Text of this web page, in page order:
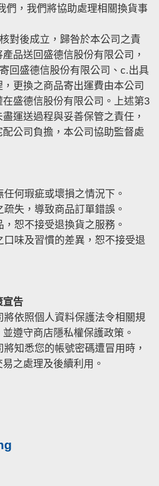
們，我們將協助處理相關換貨事
對後成立，歸咎於本公司之責
品送回盛德信股份有限公司，
回盛德信股份有限公司、c.出具
更換之商品寄出運費由本公司
盛德信股份有限公司。上述第3
運送過程與妥善保管之責任，
公司負擔，本公司協助監督處
何瑕疵或壞損之情況下。
失，導致商品訂單錯誤。
恕不接受退換貨之服務。
味及習慣的差異，恕不接受退
宣告
將依照個人資料保護法令相關規
遵守商店隱私權保護政策。
知悉您的帳號密碼遭冒用時，
之處理及後續利用。